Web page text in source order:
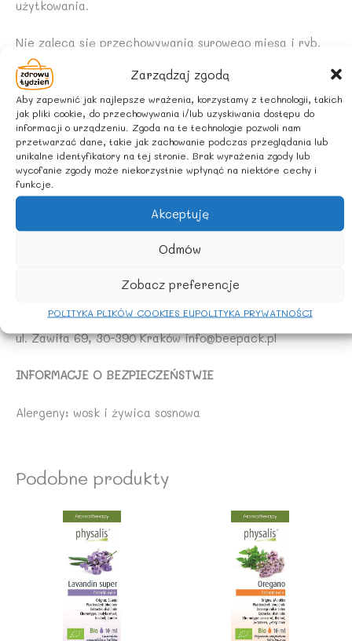
Zarządzaj zgodą
Aby zapewnić jak najlepsze wrażenia, korzystamy z technologii, takich
jak pliki cookie, do przechowywania i/lub uzyskiwania dostępu do
informacji o urządzeniu. Zgoda na te technologie pozwoli nam
przetwarzać dane, takie jak zachowanie podczas przeglądania lub
unikalne identyfikatory na tej stronie. Brak wyrażenia zgody lub
wycofanie zgody może niekorzystnie wpłynąć na niektóre cechy i
funkcje.
Akceptuję
Odmów
Zobacz preferencje
POLITYKA PLIKÓW COOKIES EUPOLITYKA PRYWATNOŚCI
użytkowania.
Nie zaleca się przechowywania surowego mięsa i ryb.
Gdy woskowijki stracą swe właściwości, możesz je
kompostować lub użyć jako naturalnej rozpałki.
UWAGA
Wzór wydawany losowo
POCHODZENIE:
Produkt Polski
ul. Zawiła 69, 30-390 Kraków info@beepack.pl
INFORMACJE O BEZPIECZEŃSTWIE
Alergeny: wosk i żywica sosnowa
Podobne produkty